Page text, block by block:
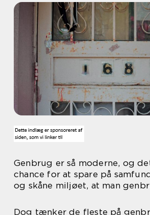
Genbrug er så moderne, og
chance for at spare på
og skåne miljøet, at man
Dog tænker de fleste på